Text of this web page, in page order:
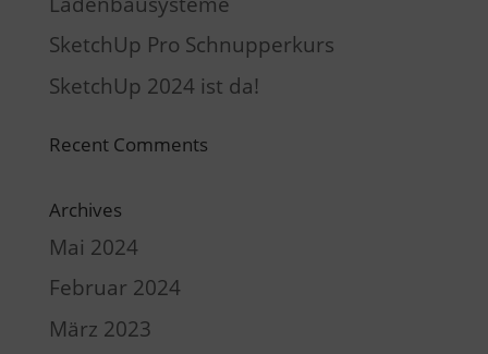
SketchUp Pro Schnupperkurs
SketchUp 2024 ist da!
Recent Comments
Archives
Mai 2024
Februar 2024
März 2023